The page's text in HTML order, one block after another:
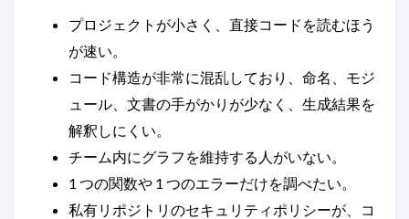
プロジェクトが小さく、直接コードを読むほう
が速い。
コード構造が非常に混乱しており、命名、モジ
ュール、文書の手がかりが少なく、生成結果を
解釈しにくい。
チーム内にグラフを維持する人がいない。
1 つの関数や 1 つのエラーだけを調べたい。
私有リポジトリのセキュリティポリシーが、コ